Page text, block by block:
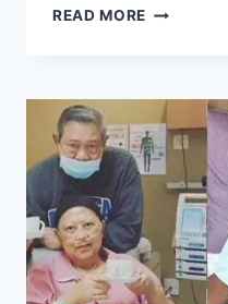
READ MORE MINYAK
LEUKEMIA